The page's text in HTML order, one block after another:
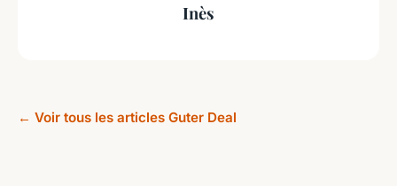
Inès
← Voir tous les articles Guter Deal